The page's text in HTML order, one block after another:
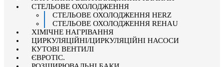
СТЕЛЬОВЕ ОХОЛОДЖЕННЯ
СТЕЛЬОВЕ ОХОЛОДЖЕННЯ HERZ
СТЕЛЬОВЕ ОХОЛОДЖЕННЯ REHAU
ХІМІЧНЕ НАГРІВАННЯ
ЦИРКУЛЯЦІЙНІ/ЦИРКУЛЯЦІЙНІ НАСОСИ
КУТОВІ ВЕНТИЛІ
ЄВРОТІС.